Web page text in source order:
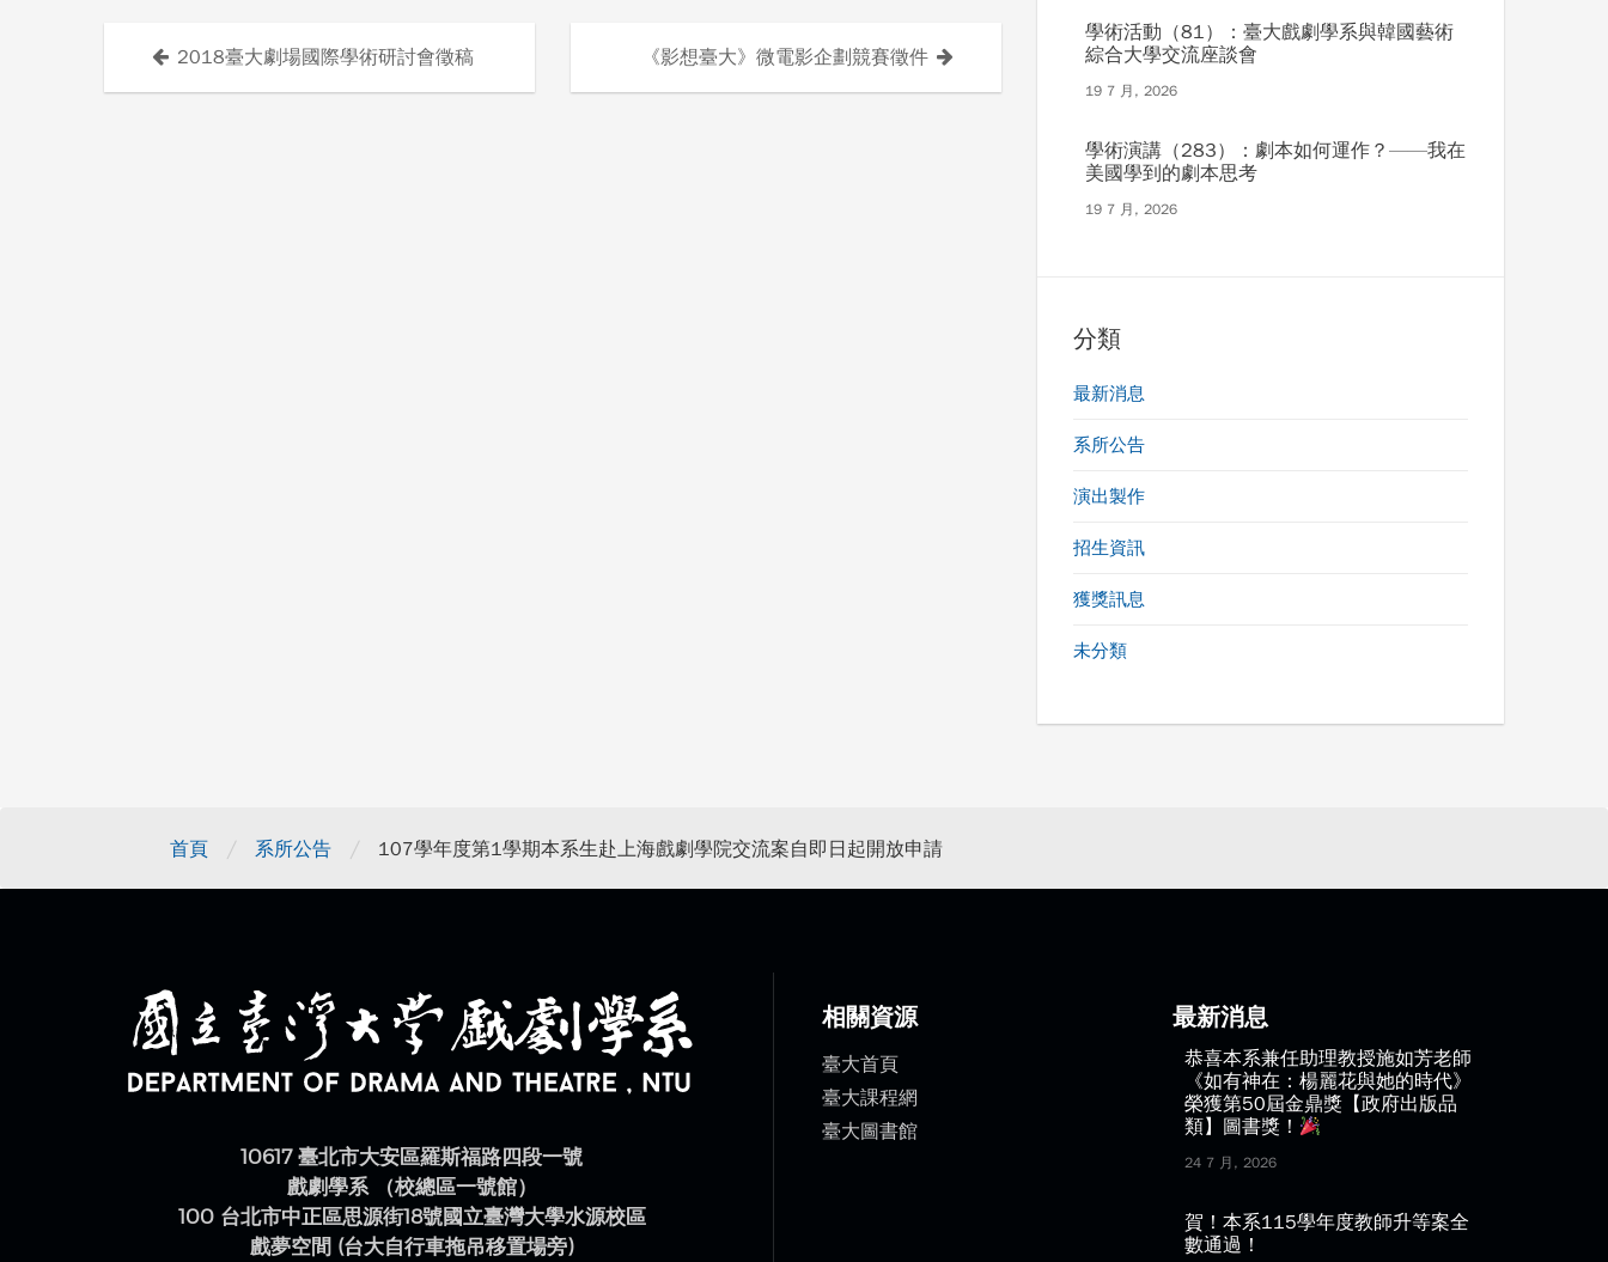
文
2018臺大劇場國際學術研討會徵稿 《影想臺大》微電影企劃競賽徵件
學術活動（81）：臺大戲劇學系與韓國藝術
綜合大學交流座談會
19 7 月, 2026
學術演講（283）：劇本如何運作？——我在
美國學到的劇本思考
19 7 月, 2026
分類
最新消息
系所公告
演出製作
招生資訊
獲獎訊息
未分類
首頁 / 系所公告 / 107學年度第1學期本系生赴上海戲劇學院交流案自即日起開放申請
10617 臺北市大安區羅斯福路四段一號
戲劇學系 （校總區一號館）
100 台北市中正區思源街18號國立臺灣大學水源校區
戲夢空間 (台大自行車拖吊移置場旁)
相關資源
臺大首頁
臺大課程網
臺大圖書館
最新消息
恭喜本系兼任助理教授施如芳老師
《如有神在：楊麗花與她的時代》
榮獲第50屆金鼎獎【政府出版品
類】圖書獎！
24 7 月, 2026
賀！本系115學年度教師升等案全
數通過！